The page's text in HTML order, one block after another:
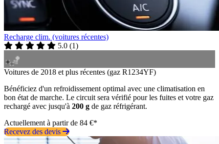
Recharge clim. (voitures récentes)
5.0 (1)
Voitures de 2018 et plus récentes (gaz R1234YF)
Bénéficiez d'un refroidissement optimal avec une climatisation en
bon état de marche. Le circuit sera vérifié pour les fuites et votre gaz
rechargé avec jusqu'à 200 g de gaz réfrigérant.
Actuellement à partir de 84 €*
Recevez des devis